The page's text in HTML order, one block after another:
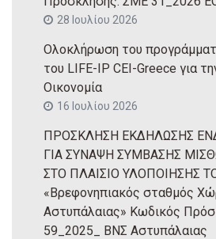
28 Ιουλίου 2026
Ολοκλήρωση του
του LIFE-IP CEI-Greece για
Οικονομία
16 Ιουλίου 2026
ΠΡΟΣΚΛΗΣΗ ΕΚΔΗΛΩΣΗΣ
ΓΙΑ ΣΥΝΑΨΗ ΣΥΜΒΑΣΗΣ
ΣΤΟ ΠΛΑΙΣΙΟ ΥΛΟΠΟΙΗΣΗΣ
«Βρεφονηπιακός σταθμός
Αστυπάλαιας» Κωδικός
59_2025_ ΒΝΣ Αστυπάλαιας